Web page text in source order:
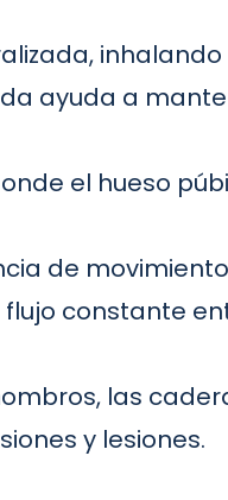
ayuda a
el hueso
de
constante
las
y lesiones.